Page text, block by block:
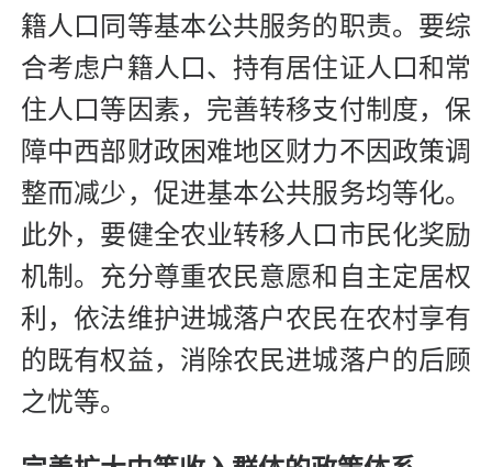
籍人口同等基本公共服务的职责。要综
合考虑户籍人口、持有居住证人口和常
住人口等因素，完善转移支付制度，保
障中西部财政困难地区财力不因政策调
整而减少，促进基本公共服务均等化。
此外，要健全农业转移人口市民化奖励
机制。充分尊重农民意愿和自主定居权
利，依法维护进城落户农民在农村享有
的既有权益，消除农民进城落户的后顾
之忧等。